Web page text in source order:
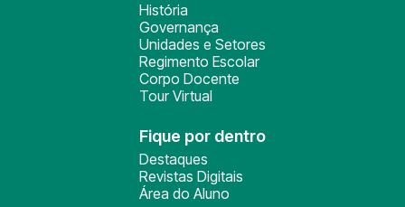
História
Governança
Unidades e Setores
Regimento Escolar
Corpo Docente
Tour Virtual
Fique por dentro
Destaques
Revistas Digitais
Área do Aluno